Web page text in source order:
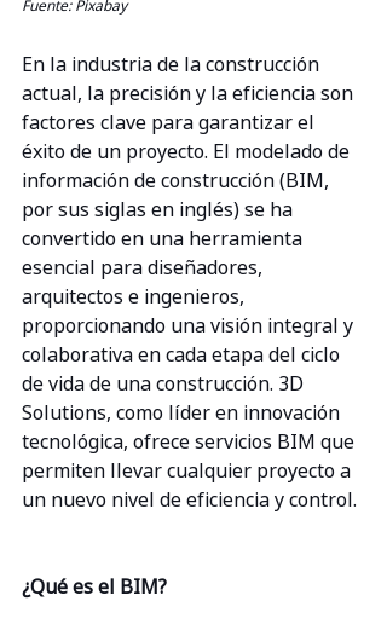
Fuente: Pixabay
En la industria de la construcción
actual, la precisión y la eficiencia son
factores clave para garantizar el
éxito de un proyecto. El modelado de
información de construcción (BIM,
por sus siglas en inglés) se ha
convertido en una herramienta
esencial para diseñadores,
arquitectos e ingenieros,
proporcionando una visión integral y
colaborativa en cada etapa del ciclo
de vida de una construcción. 3D
Solutions, como líder en innovación
tecnológica, ofrece servicios BIM que
permiten llevar cualquier proyecto a
un nuevo nivel de eficiencia y control.
¿Qué es el BIM?